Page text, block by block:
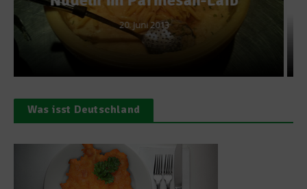
Grill mit Wildkräutersalat
3. Oktober 2013
Was isst Deutschland